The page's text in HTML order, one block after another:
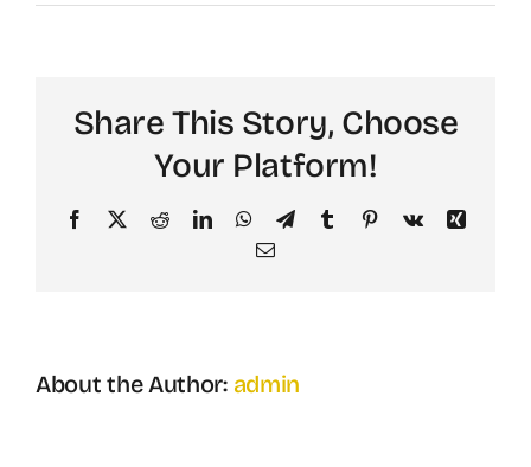
Kann
buchen
Share This Story, Choose
Your Platform!
Facebook
X RedditLinkedInWhatsApp
TelegramTumblr PinterestVk
Xing
Email
About the Author: admin